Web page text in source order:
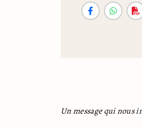
Un message qui nous